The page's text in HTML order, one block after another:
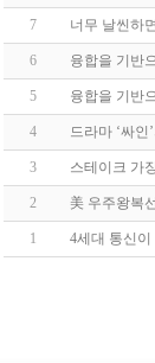
7 너무 날씬하
6 융합을 기반
5 융합을 기반
4 드라마 ‘싸인
3 스테이크 가
2 美 우주왕복
1 4세대 통신이